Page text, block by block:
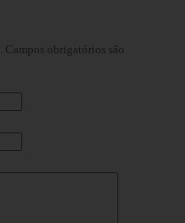
Campos obrigatórios são